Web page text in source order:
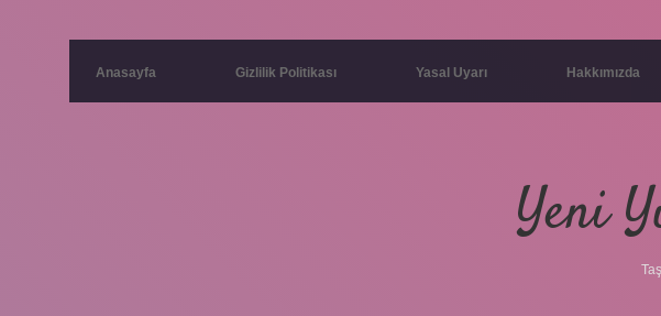
Anasayfa Gizlilik Politikası Yasal Uyarı Hakkımızda
Yeni